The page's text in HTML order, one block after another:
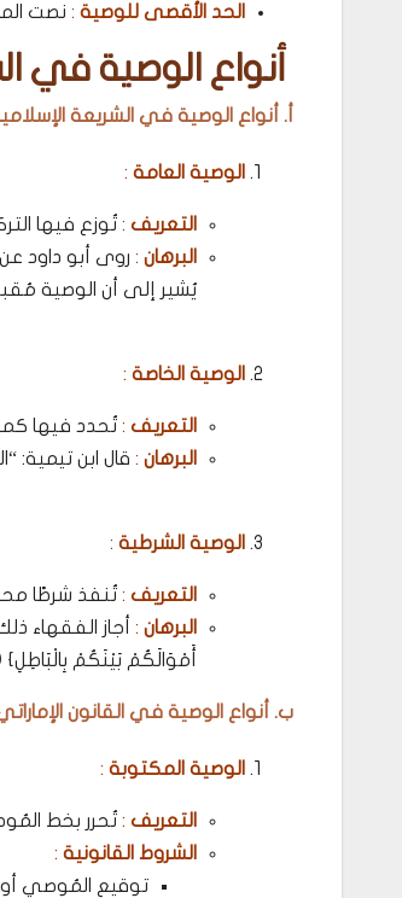
الحد الأقصى للوصية : نصت المادة 328 على أن الوصية لا تتجاوز ثلث التركة،
أنواع الوصية في
أ. أنواع الوصية في الشريعة
الوصية العامة :
التعريف : تُوزع فيها
البرهان : روى أبو داود
يُشير إلى أن الوصية
الوصية الخاصة :
التعريف : تُحدد فيها
البرهان : قال ابن تيمية:
الوصية الشرطية :
التعريف : تُنفذ شرطًا
البرهان : أجاز الفقهاء
أَمْوَالَكُمْ بَيْنَكُمْ بِالْبَاطِلِ}
ب. أنواع الوصية في القانون
الوصية المكتوبة :
التعريف : تُحرر بخط
الشروط القانونية :
توقيع المُوصي أو